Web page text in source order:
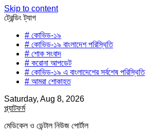
Skip to content
ট্রেন্ডিং ট্যাগ
# কোভিড-১৯
# কোভিড-১৯ বাংলাদেশ পরিস্থিতি
# শোক সংবাদ
# করোনা আপডেট
# কোভিড-১৯ এ বাংলাদেশের সর্বশেষ পরিস্থিতি
# আমরা শোকাহত
Saturday, Aug 8, 2026
প্ল্যাটফর্ম
মেডিকেল ও ডেন্টাল নিউজ পোর্টাল